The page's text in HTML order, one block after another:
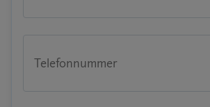
Telefonnummer